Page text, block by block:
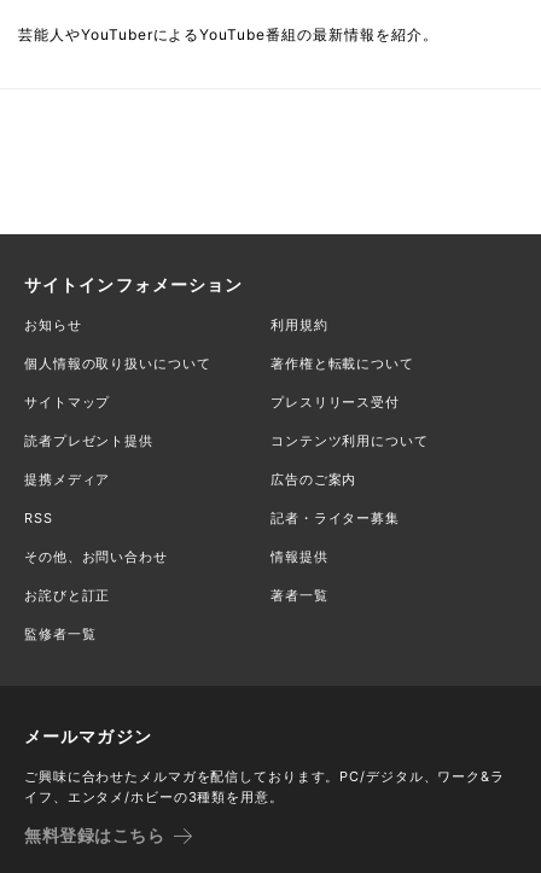
芸能人やYouTuberによるYouTube番組の最新情報を紹介。
サイトインフォメーション
お知らせ 利用規約
個人情報の取り扱いについて 著作権と転載について
サイトマップ プレスリリース受付
読者プレゼント提供 コンテンツ利用について
提携メディア 広告のご案内
RSS 記者・ライター募集
その他、お問い合わせ 情報提供
お詫びと訂正 著者一覧
監修者一覧
メールマガジン
ご興味に合わせたメルマガを配信しております。PC/デジタル、ワーク&ラ
イフ、エンタメ/ホビーの3種類を用意。
無料登録はこちら